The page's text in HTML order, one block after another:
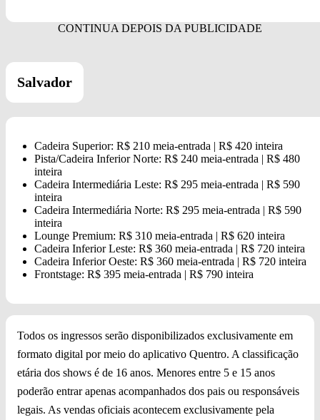
Salvador
Cadeira Superior: R$ 210 meia-entrada | R$ 420 inteira
Pista/Cadeira Inferior Norte: R$ 240 meia-entrada | R$ 480
inteira
Cadeira Intermediária Leste: R$ 295 meia-entrada | R$ 590
inteira
Cadeira Intermediária Norte: R$ 295 meia-entrada | R$ 590
inteira
Lounge Premium: R$ 310 meia-entrada | R$ 620 inteira
Cadeira Inferior Leste: R$ 360 meia-entrada | R$ 720 inteira
Cadeira Inferior Oeste: R$ 360 meia-entrada | R$ 720 inteira
Frontstage: R$ 395 meia-entrada | R$ 790 inteira
Todos os ingressos serão disponibilizados exclusivamente em
formato digital por meio do aplicativo Quentro. A classificação
etária dos shows é de 16 anos. Menores entre 5 e 15 anos
poderão entrar apenas acompanhados dos pais ou responsáveis
legais. As vendas oficiais acontecem exclusivamente pela